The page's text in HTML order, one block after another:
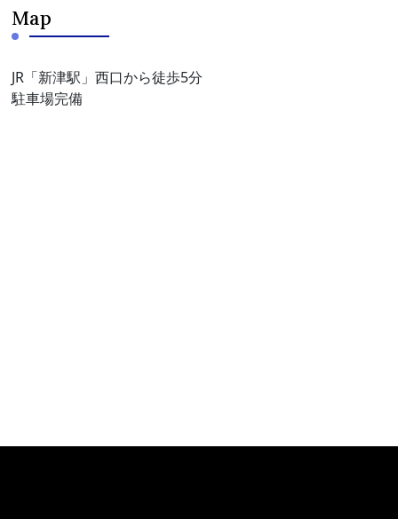
Map
JR「新津駅」西口から徒歩5分
駐車場完備